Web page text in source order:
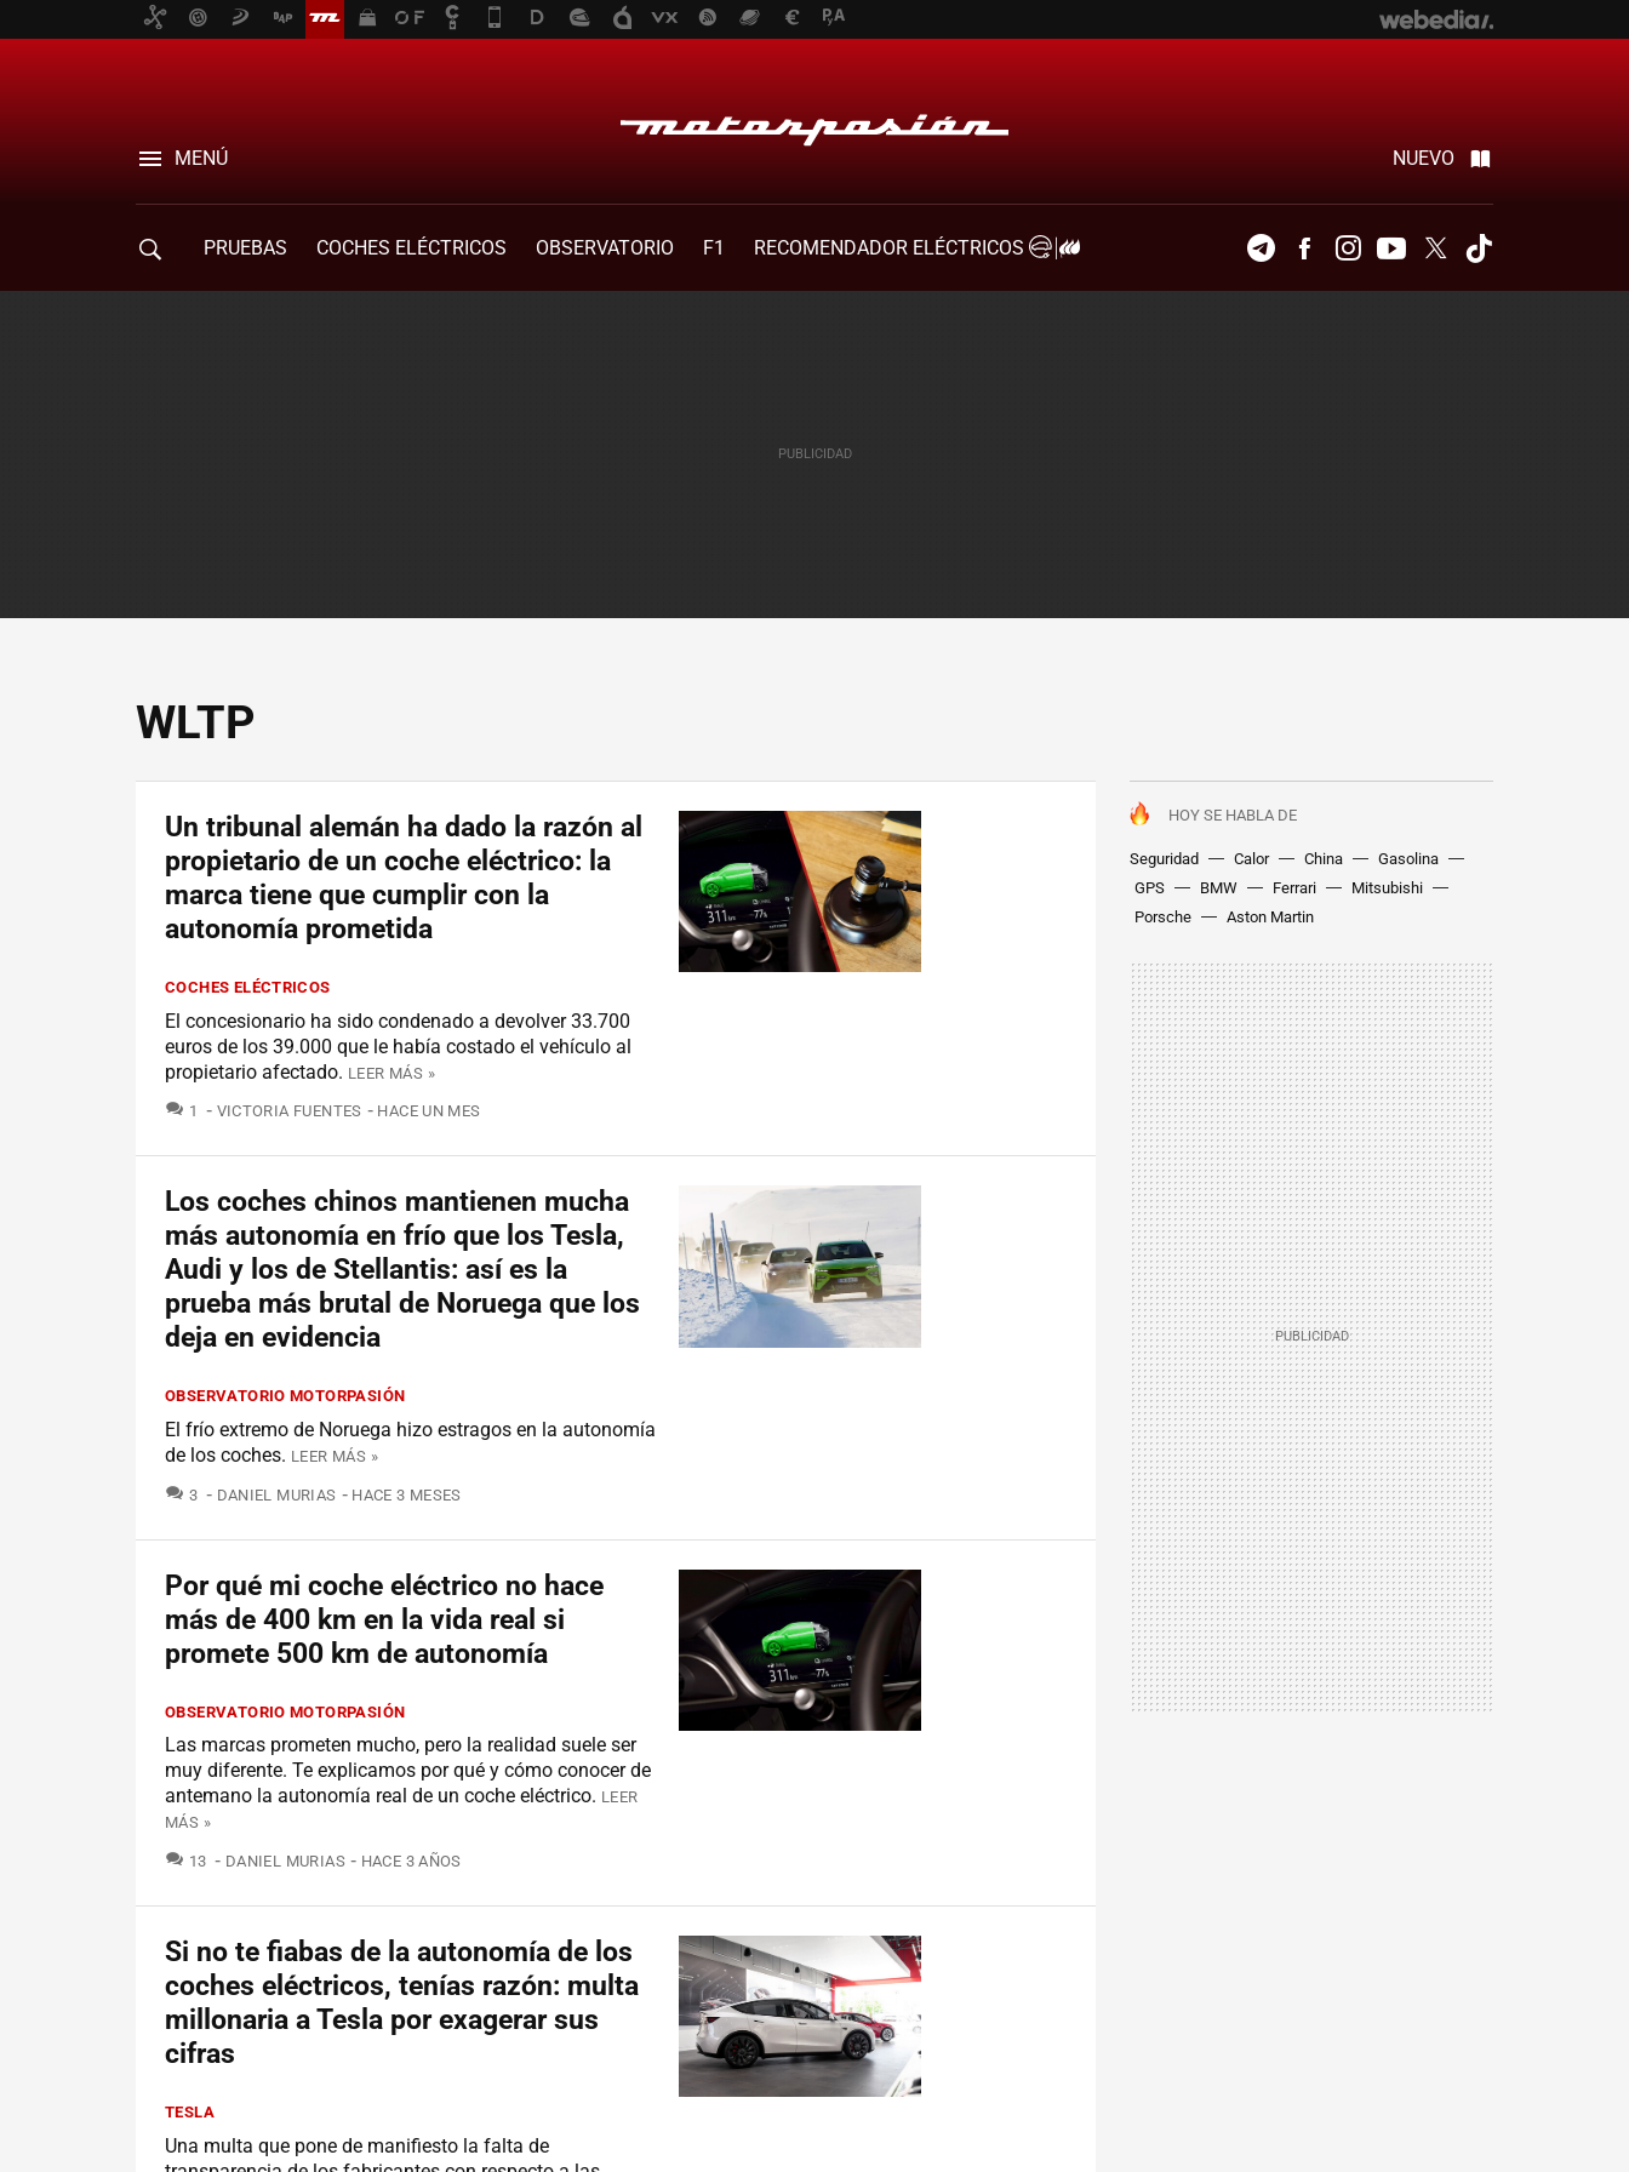
MENÚ NUEVO
PRUEBAS COCHES ELÉCTRICOS OBSERVATORIO F1
RECOMENDADOR ELÉCTRICOS
TelegramFacebookInstagramYoutubeTwitter
WLTP
HOY SE HABLA DE
Seguridad Calor China
Gasolina
GPS
BMW Ferrari
Mitsubishi
Porsche
Aston Martin
Un tribunal alemán ha dado la razón al
propietario de un coche eléctrico: la
marca tiene que cumplir con la
autonomía prometida
COCHES ELÉCTRICOS
El concesionario ha sido condenado a devolver 33.700
euros de los 39.000 que le había costado el vehículo al
propietario afectado. LEER MÁS »
1 COMENTARIOS
VICTORIA FUENTES HACE UN MES
Los coches chinos mantienen mucha
más autonomía en frío que los Tesla,
Audi y los de Stellantis: así es la
prueba más brutal de Noruega que los
deja en evidencia
OBSERVATORIO MOTORPASIÓN
El frío extremo de Noruega hizo estragos en la autonomía
de los coches. LEER MÁS »
3 COMENTARIOS
DANIEL MURIAS HACE 3 MESES
Por qué mi coche eléctrico no hace
más de 400 km en la vida real si
promete 500 km de autonomía
OBSERVATORIO MOTORPASIÓN
Las marcas prometen mucho, pero la realidad suele ser
muy diferente. Te explicamos por qué y cómo conocer de
antemano la autonomía real de un coche eléctrico. LEER
MÁS »
13 COMENTARIOS
DANIEL MURIAS HACE 3 AÑOS
Si no te fiabas de la autonomía de los
coches eléctricos, tenías razón: multa
millonaria a Tesla por exagerar sus
cifras
TESLA
Una multa que pone de manifiesto la falta de